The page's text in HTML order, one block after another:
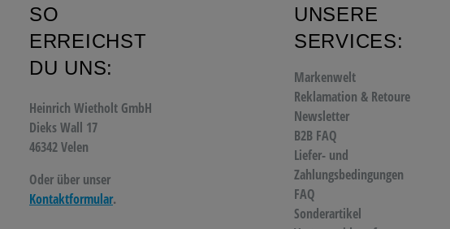
SO
ERREICHST
DU UNS:
Heinrich Wietholt GmbH
Dieks Wall 17
46342 Velen
Oder über unser
Kontaktformular.
UNSERE
SERVICES:
Markenwelt
Reklamation & Retoure
Newsletter
B2B FAQ
Liefer- und
Zahlungsbedingungen
FAQ
Sonderartikel